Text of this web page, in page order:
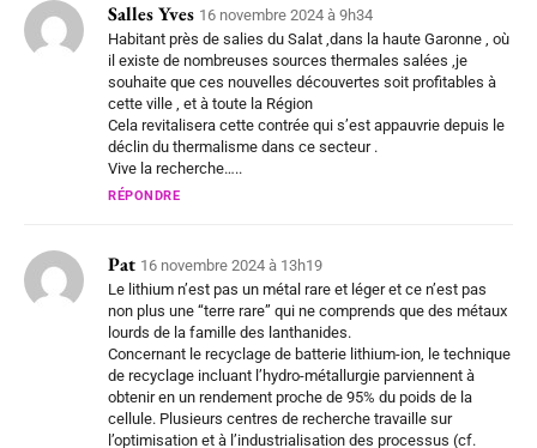
Salles Yves 16 novembre 2024 à 9h34
Habitant près de salies du Salat ,dans la haute Garonne , où
il existe de nombreuses sources thermales salées ,je
souhaite que ces nouvelles découvertes soit profitables à
cette ville , et à toute la Région
Cela revitalisera cette contrée qui s’est appauvrie depuis le
déclin du thermalisme dans ce secteur .
Vive la recherche…..
RÉPONDRE
Pat 16 novembre 2024 à 13h19
Le lithium n’est pas un métal rare et léger et ce n’est pas
non plus une “terre rare” qui ne comprends que des métaux
lourds de la famille des lanthanides.
Concernant le recyclage de batterie lithium-ion, le technique
de recyclage incluant l’hydro-métallurgie parviennent à
obtenir en un rendement proche de 95% du poids de la
cellule. Plusieurs centres de recherche travaille sur
l’optimisation et à l’industrialisation des processus (cf.